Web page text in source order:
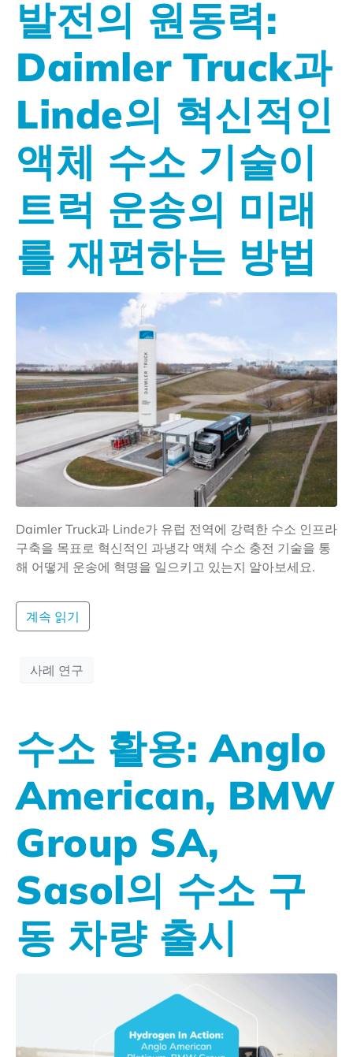
발전의 원동력:
Daimler Truck과
Linde의 혁신적인
액체 수소 기술이
트럭 운송의 미래
를 재편하는 방법
Daimler Truck과 Linde가 유럽 전역에 강력한 수소 인프라
구축을 목표로 혁신적인 과냉각 액체 수소 충전 기술을 통
해 어떻게 운송에 혁명을 일으키고 있는지 알아보세요.
계속 읽기
사례 연구
수소 활용: Anglo
American, BMW
Group SA,
Sasol의 수소 구
동 차량 출시